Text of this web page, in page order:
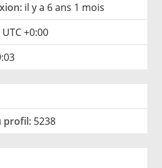
il y a 6 ans 1 mois
UTC +0:00
profil: 5238